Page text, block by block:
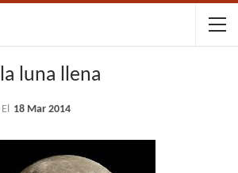
luna llena
El 18 Mar 2014